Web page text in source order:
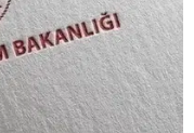
Yalova
Karabük
Kilis